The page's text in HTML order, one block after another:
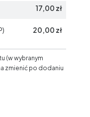
17,00 zł
20,00 zł
(w wybranym
zmienić po dodaniu